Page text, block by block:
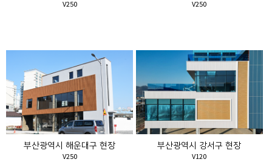
V250 V250
부산광역시 해운대구 현장
V250
부산광역시 강서구 현장
V120